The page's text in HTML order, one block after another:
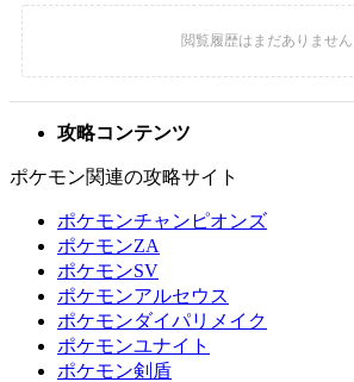
攻略コンテンツ
ポケモン関連の攻略サイト
ポケモンチャンピオンズ
ポケモンZA
ポケモンSV
ポケモンアルセウス
ポケモンダイパリメイク
ポケモンユナイト
ポケモン剣盾